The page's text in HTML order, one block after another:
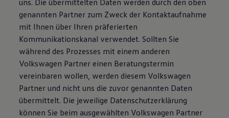
uns. Die übermittelten Daten werden durch den oben
genannten Partner zum Zweck der Kontaktaufnahme
mit Ihnen über Ihren präferierten
Kommunikationskanal verwendet. Sollten Sie
während des Prozesses mit einem anderen
Volkswagen Partner einen Beratungstermin
vereinbaren wollen, werden diesem Volkswagen
Partner und nicht uns die zuvor genannten Daten
übermittelt. Die jeweilige Datenschutzerklärung
können Sie beim ausgewählten Volkswagen Partner